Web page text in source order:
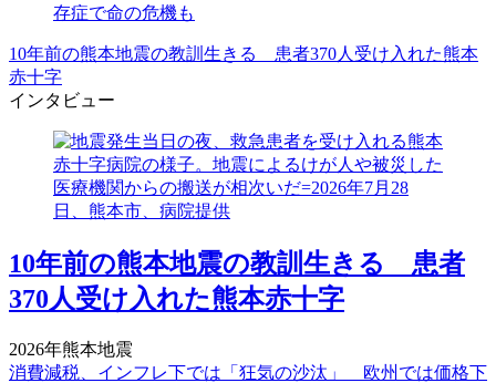
存症で命の危機も
10年前の熊本地震の教訓生きる 患者370人受け入れた熊本
赤十字
インタビュー
10年前の熊本地震の教訓生きる 患者
370人受け入れた熊本赤十字
2026年熊本地震
消費減税、インフレ下では「狂気の沙汰」 欧州では価格下